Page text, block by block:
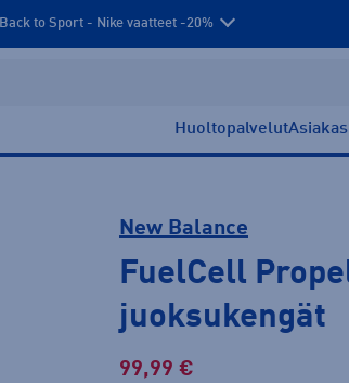
Back to Sport - Nike vaatteet -20%
Huoltopalvelut
New Balance
FuelCell
juoksukengät
99,99 €